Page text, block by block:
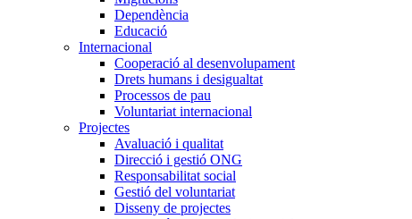
Dependència
Educació
Internacional
Cooperació al desenvolupament
Drets humans i desigualtat
Processos de pau
Voluntariat internacional
Projectes
Avaluació i qualitat
Direcció i gestió ONG
Responsabilitat social
Gestió del voluntariat
Disseny de projectes